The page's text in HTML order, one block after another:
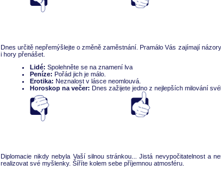
Dnes určitě nepřemýšlejte o změně zaměstnání. Pramálo Vás zajímají
i hory přenášet.
Lidé: Spolehněte se na znamení lva
Peníze: Pořád jich je málo.
Erotika: Neznalost v lásce neomlouvá.
Horoskop na večer: Dnes zažijete jedno z nejlepších milování
nesouhlasí
Souhlasí
Diplomacie nikdy nebyla Vaší silnou stránkou... Jistá nevypočitatelnost a
realizovat své myšlenky. Šíříte kolem sebe příjemnou atmosféru.